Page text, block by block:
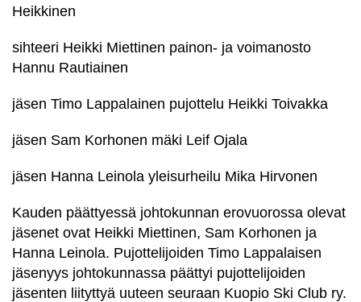
Heikkinen
sihteeri Heikki Miettinen painon- ja voimanosto
Hannu Rautiainen
jäsen Timo Lappalainen pujottelu Heikki Toivakka
jäsen Sam Korhonen mäki Leif Ojala
jäsen Hanna Leinola yleisurheilu Mika Hirvonen
Kauden päättyessä johtokunnan erovuorossa olevat
jäsenet ovat Heikki Miettinen, Sam Korhonen ja
Hanna Leinola. Pujottelijoiden Timo Lappalaisen
jäsenyys johtokunnassa päättyi pujottelijoiden
jäsenten liityttyä uuteen seuraan Kuopio Ski Club ry.